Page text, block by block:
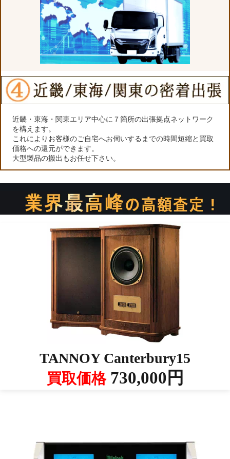
近畿・東海・関東エリア中心に７箇所の出張拠点ネットワーク
を構えます。
これによりお客様のご自宅へお伺いするまでの時間短縮と買取
価格への還元ができます。
大型製品の搬出もお任せ下さい。
TANNOY Canterbury15
買取価格730,000円